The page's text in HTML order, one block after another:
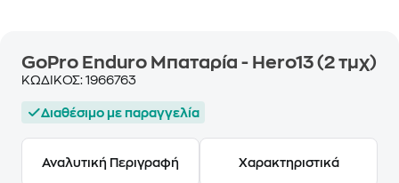
GoPro Enduro Μπαταρία - Hero13 (2 τμχ)
ΚΩΔΙΚΟΣ: 1966763
Διαθέσιμο με παραγγελία
Αναλυτική Περιγραφή Χαρακτηριστικά